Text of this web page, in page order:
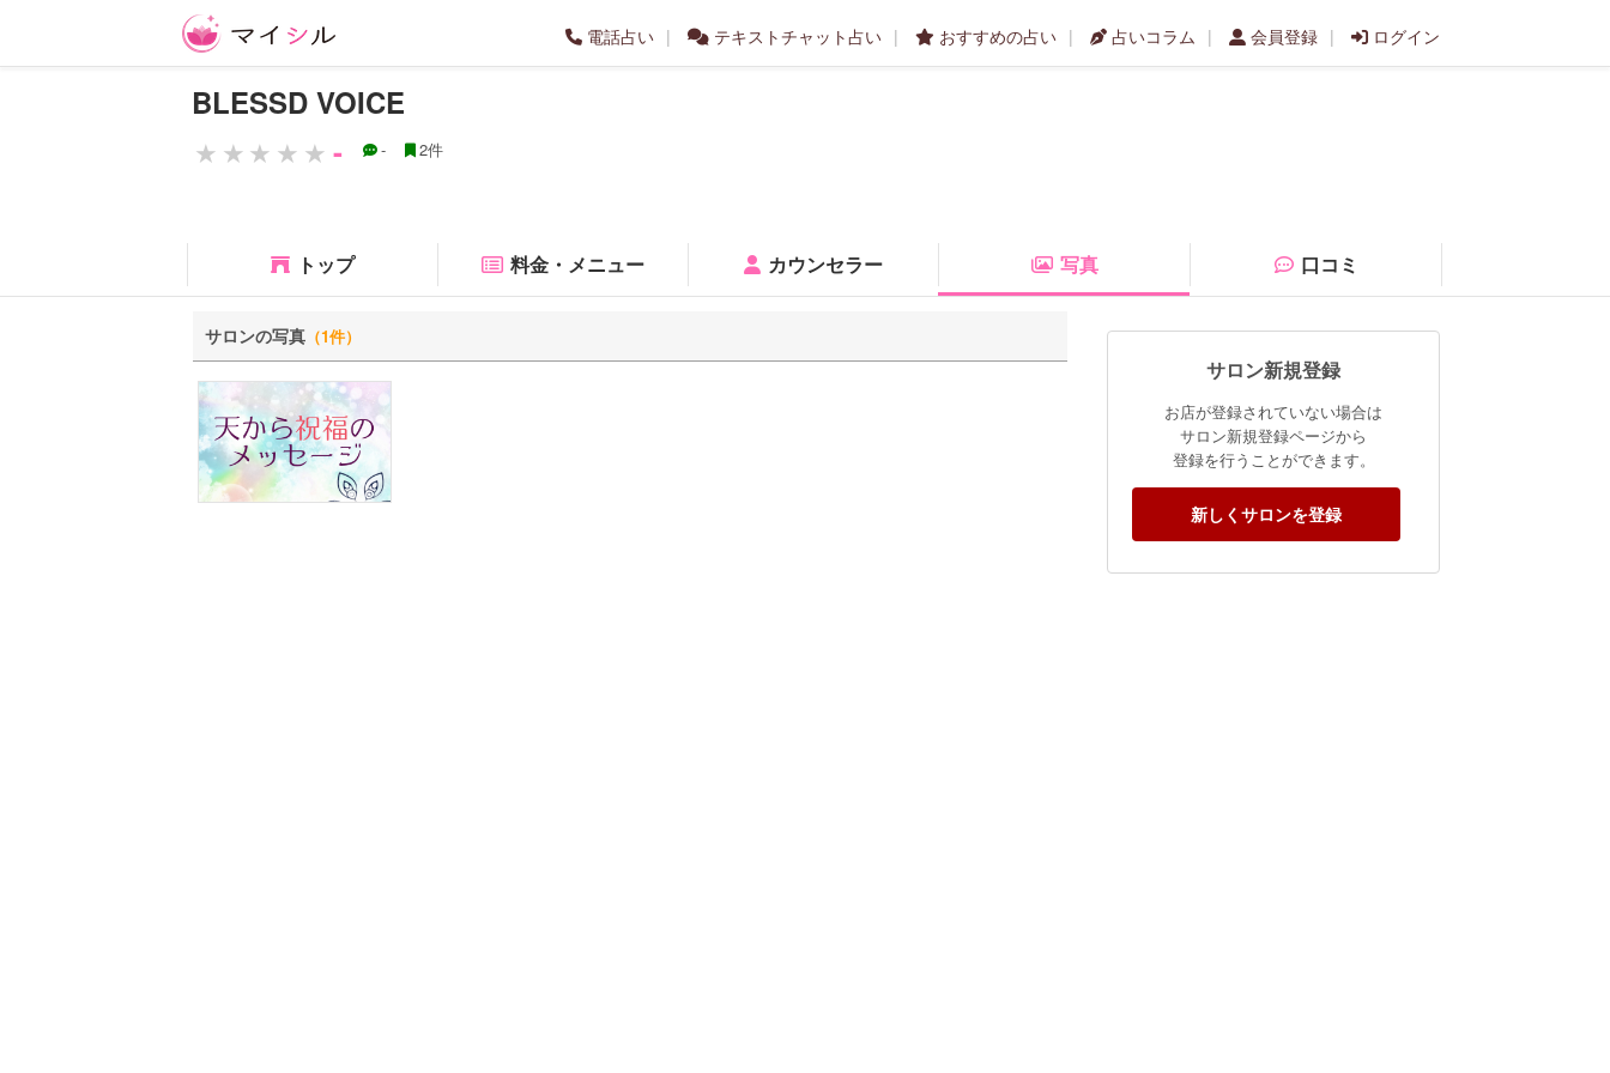
電話占い テキストチャット占い おすすめの占い 占いコラム 会員登録 ログイン
BLESSD VOICE
-
- 2件
トップ 料金・メニュー カウンセラー 写真 口コミ
サロンの写真 （1件）
サロン新規登録
お店が登録されていない場合は
サロン新規登録ページから
登録を行うことができます。
新しくサロンを登録